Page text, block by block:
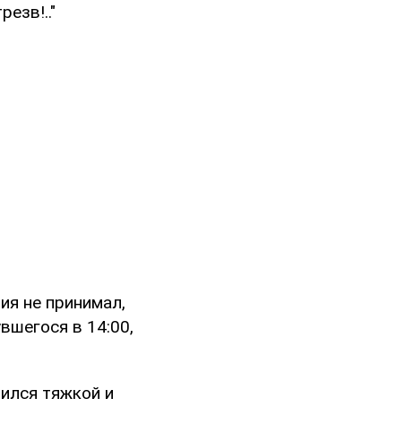
не принимал,
в 14:00,
тяжкой и